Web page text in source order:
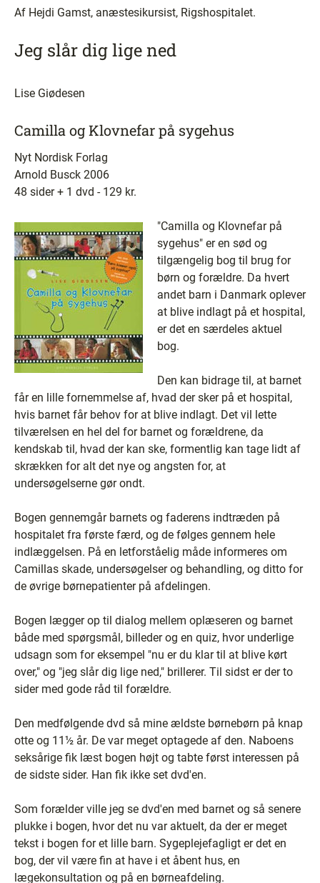
Af Hejdi Gamst, anæstesikursist, Rigshospitalet.
Jeg slår dig lige ned
Lise Giødesen
Camilla og Klovnefar på sygehus
Nyt Nordisk Forlag
Arnold Busck 2006
48 sider + 1 dvd - 129 kr.
"Camilla og Klovnefar på
sygehus" er en sød og
tilgængelig bog til brug for
børn og forældre. Da hvert
andet barn i Danmark oplever
at blive indlagt på et hospital,
er det en særdeles aktuel
bog.
Den kan bidrage til, at barnet
får en lille fornemmelse af, hvad der sker på et hospital,
hvis barnet får behov for at blive indlagt. Det vil lette
tilværelsen en hel del for barnet og forældrene, da
kendskab til, hvad der kan ske, formentlig kan tage lidt af
skrækken for alt det nye og angsten for, at
undersøgelserne gør ondt.
Bogen gennemgår barnets og faderens indtræden på
hospitalet fra første færd, og de følges gennem hele
indlæggelsen. På en letforståelig måde informeres om
Camillas skade, undersøgelser og behandling, og ditto for
de øvrige børnepatienter på afdelingen.
Bogen lægger op til dialog mellem oplæseren og barnet
både med spørgsmål, billeder og en quiz, hvor underlige
udsagn som for eksempel "nu er du klar til at blive kørt
over," og "jeg slår dig lige ned," brillerer. Til sidst er der to
sider med gode råd til forældre.
Den medfølgende dvd så mine ældste børnebørn på knap
otte og 11½ år. De var meget optagede af den. Naboens
seksårige fik læst bogen højt og tabte først interessen på
de sidste sider. Han fik ikke set dvd'en.
Som forælder ville jeg se dvd'en med barnet og så senere
plukke i bogen, hvor det nu var aktuelt, da der er meget
tekst i bogen for et lille barn. Sygeplejefagligt er det en
bog, der vil være fin at have i et åbent hus, en
lægekonsultation og på en børneafdeling.